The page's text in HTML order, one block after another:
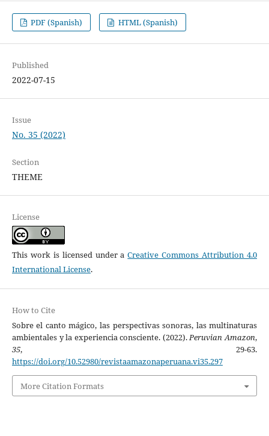
PDF (Spanish) HTML (Spanish)
Published
2022-07-15
Issue
No. 35 (2022)
Section
THEME
License
This work is licensed under aCreative Commons Attribution 4.0
International License.
How to Cite
Sobre el canto mágico, las perspectivas sonoras, las multinaturas
ambientales y la experiencia consciente. (2022).Peruvian Amazon,
35, 29-63.
https://doi.org/10.52980/revistaamazonaperuana.vi35.297
More Citation Formats